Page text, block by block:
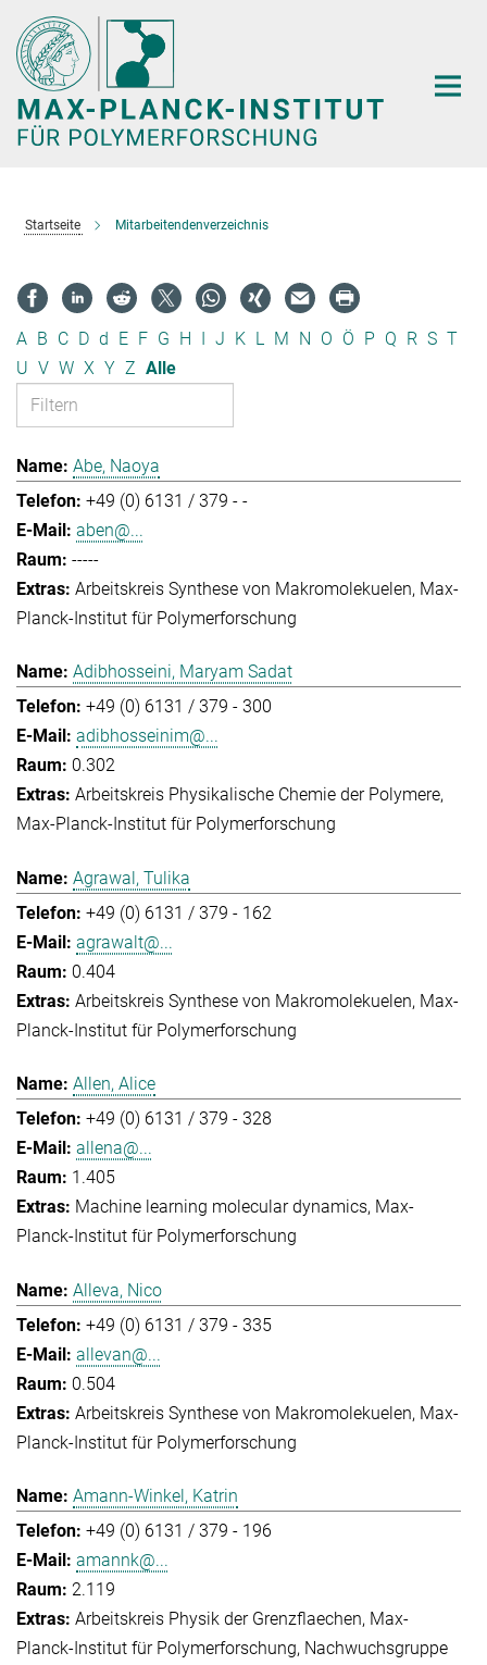
Hauptinhalt
Startseite Mitarbeitendenverzeichnis
A B C D d E F G H I J K L M N O Ö P Q R S T
U V W X Y Z Alle
Abe, Naoya
+49 (0) 6131 / 379 - -
aben@...
-----
Arbeitskreis Synthese von Makromolekuelen Max-
Planck-Institut für Polymerforschung
Adibhosseini, Maryam Sadat
+49 (0) 6131 / 379 - 300
adibhosseinim@...
0.302
Arbeitskreis Physikalische Chemie der Polymere
Max-Planck-Institut für Polymerforschung
Agrawal, Tulika
+49 (0) 6131 / 379 - 162
agrawalt@...
0.404
Arbeitskreis Synthese von Makromolekuelen Max-
Planck-Institut für Polymerforschung
Allen, Alice
+49 (0) 6131 / 379 - 328
allena@...
1.405
Machine learning molecular dynamics Max-
Planck-Institut für Polymerforschung
Alleva, Nico
+49 (0) 6131 / 379 - 335
allevan@...
0.504
Arbeitskreis Synthese von Makromolekuelen Max-
Planck-Institut für Polymerforschung
Amann-Winkel, Katrin
+49 (0) 6131 / 379 - 196
amannk@...
2.119
Arbeitskreis Physik der Grenzflaechen Max-
Planck-Institut für Polymerforschung Nachwuchsgruppe